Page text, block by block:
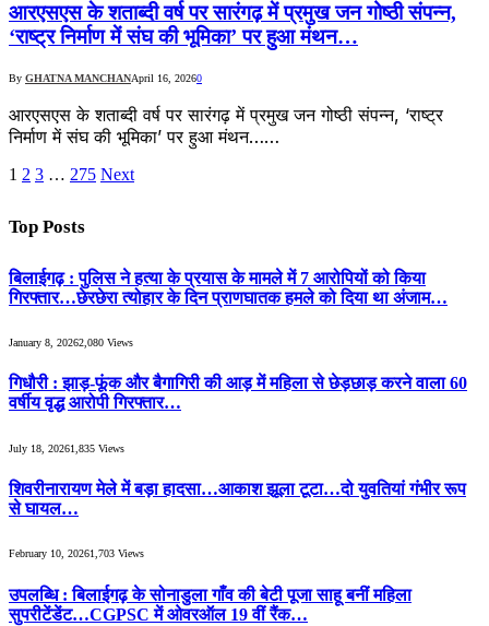
आरएसएस के शताब्दी वर्ष पर सारंगढ़ में प्रमुख जन गोष्ठी संपन्न,
‘राष्ट्र निर्माण में संघ की भूमिका’ पर हुआ मंथन…
By GHATNA MANCHANApril 16, 20260
आरएसएस के शताब्दी वर्ष पर सारंगढ़ में प्रमुख जन गोष्ठी संपन्न, ‘राष्ट्र
निर्माण में संघ की भूमिका’ पर हुआ मंथन……
1 2 3 … 275 Next
Top Posts
बिलाईगढ़ : पुलिस ने हत्या के प्रयास के मामले में 7 आरोपियों को किया
गिरफ्तार…छेरछेरा त्योहार के दिन प्राणघातक हमले को दिया था अंजाम…
January 8, 20262,080 Views
गिधौरी : झाड़-फूंक और बैगागिरी की आड़ में महिला से छेड़छाड़ करने वाला 60
वर्षीय वृद्ध आरोपी गिरफ्तार…
July 18, 20261,835 Views
शिवरीनारायण मेले में बड़ा हादसा…आकाश झूला टूटा…दो युवतियां गंभीर रूप
से घायल…
February 10, 20261,703 Views
उपलब्धि : बिलाईगढ़ के सोनाडुला गाँव की बेटी पूजा साहू बनीं महिला
सुपरीटेंडेंट…CGPSC में ओवरऑल 19 वीं रैंक…